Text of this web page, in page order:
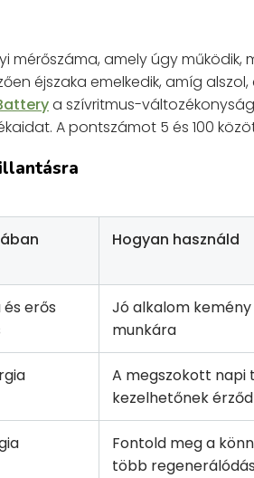
mérőszáma, amely úgy működik,
éjszaka emelkedik, amíg
a szívritmus-
A pontszámot 5 és 100
Hogyan használd
erős
Jó alkalom
munkára
A megszokott napi
kezelhetőnek
Fontold meg a
több